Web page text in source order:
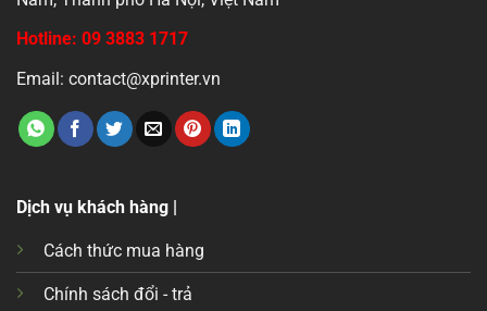
Hotline: 09 3883 1717
Email: contact@xprinter.vn
Dịch vụ khách hàng |
Cách thức mua hàng
Chính sách đổi - trả